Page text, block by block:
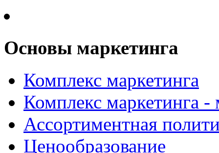
Основы маркетинга
Комплекс маркетинга
Комплекс маркетинга
Ассортиментная
Ценообразование